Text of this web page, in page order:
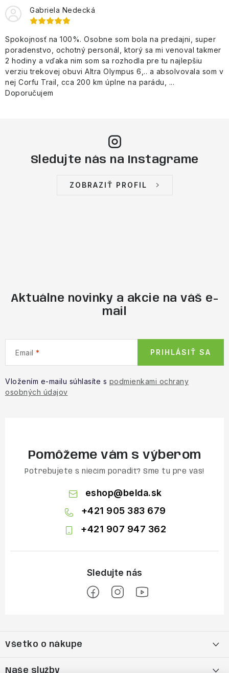
Gabriela Nedecká
Spokojnosť na 100%. Osobne som bola na predajni, super
poradenstvo, ochotný personál, ktorý sa mi venoval takmer
2 hodiny a vďaka nim som sa rozhodla pre tu najlepšiu
verziu trekovej obuvi Altra Olympus 6,.. a absolvovala som v
nej Corfu Trail, cca 200 km úplne na parádu, ...
Doporučujem
Sledujte nás na Instagrame
ZOBRAZIŤ PROFIL
Aktuálne novinky a akcie na váš e-
mail
Email
Vložením e-mailu súhlasíte s podmienkami ochrany
osobných údajov
PRIHLÁSIŤ SA
Pomôžeme vám s výberom
Potrebujete s niečím poradiť? Sme tu pre vás!
eshop@belda.sk
+421 905 383 679
+421 907 947 362
pVšetko o nákupe
Naše služby